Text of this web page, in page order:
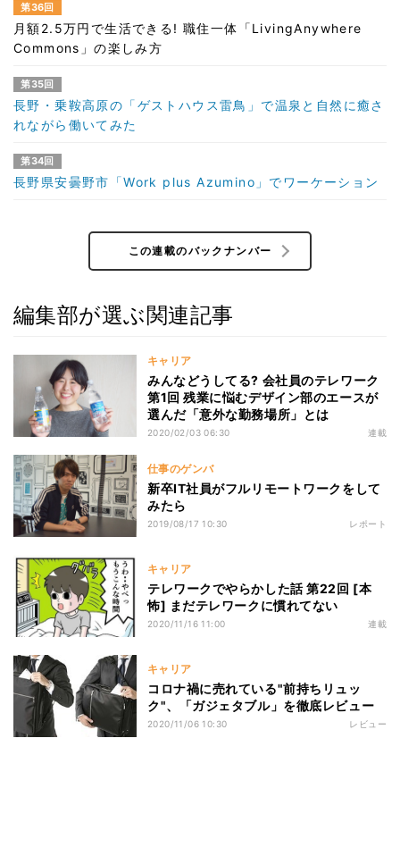
第36回
月額2.5万円で生活できる! 職住一体「LivingAnywhere
Commons」の楽しみ方
第35回
長野・乗鞍高原の「ゲストハウス雷鳥」で温泉と自然に癒さ
れながら働いてみた
第34回
長野県安曇野市「Work plus Azumino」でワーケーション
この連載のバックナンバー
編集部が選ぶ関連記事
キャリア
みんなどうしてる? 会社員のテレワーク
第1回 残業に悩むデザイン部のエースが
選んだ「意外な勤務場所」とは
2020/02/03 06:30 連載
仕事のゲンバ
新卒IT社員がフルリモートワークをして
みたら
2019/08/17 10:30 レポート
キャリア
テレワークでやらかした話 第22回 [本
怖] まだテレワークに慣れてない
2020/11/16 11:00 連載
キャリア
コロナ禍に売れている"前持ちリュッ
ク"、「ガジェタブル」を徹底レビュー
2020/11/06 10:30 レビュー